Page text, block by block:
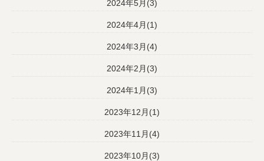
2024年5月(3)
2024年4月(1)
2024年3月(4)
2024年2月(3)
2024年1月(3)
2023年12月(1)
2023年11月(4)
2023年10月(3)